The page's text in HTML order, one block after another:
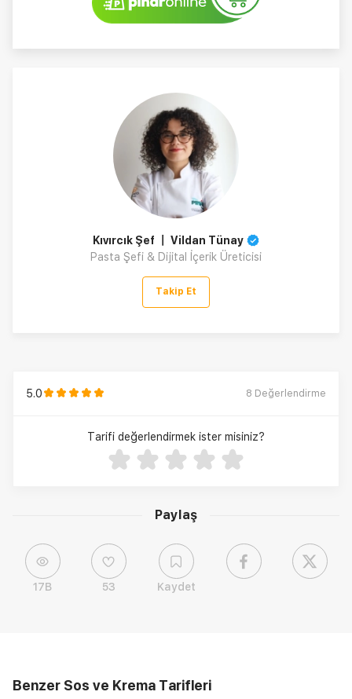
Paylaş
17B 53 Kaydet
Kıvırcık Şef 〡 Vildan Tünay
Pasta Şefi & Dijital İçerik Üreticisi
Takip Et
5.0 8 Değerlendirme
Tarifi değerlendirmek ister misiniz?
Benzer Sos ve Krema Tarifleri